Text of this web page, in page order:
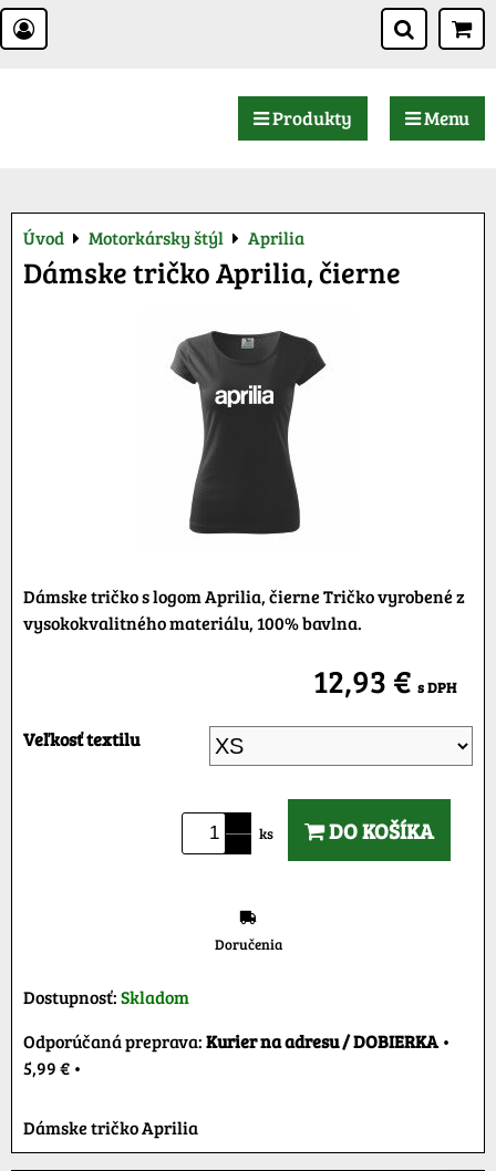
Produkty Menu
Úvod Motorkársky štýl Aprilia
Dámske tričko Aprilia, čierne
Dámske tričko s logom Aprilia, čierne Tričko vyrobené z
vysokokvalitného materiálu, 100% bavlna.
12,93 € s DPH
Veľkosť textilu
ks DO KOŠÍKA
Doručenia
Dostupnosť:Skladom
Kurier na adresu / DOBIERKA•
5,99 € •
Dámske tričko Aprilia